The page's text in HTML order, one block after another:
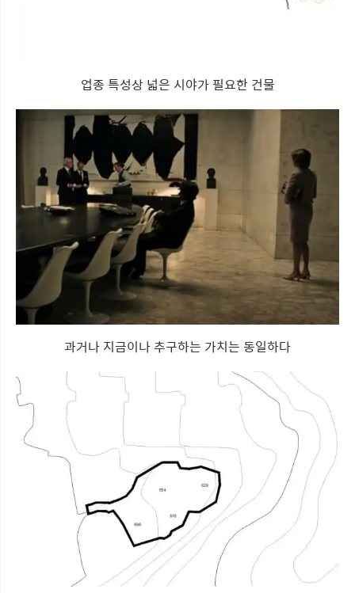
업종 특성상 넓은 시야가 필요한 건물
과거나 지금이나 추구하는 가치는 동일하다